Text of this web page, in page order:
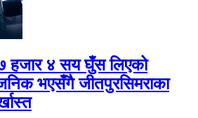
हजार ४ सय घुँस लिएको
भएसँगै जीतपुरसिमराका